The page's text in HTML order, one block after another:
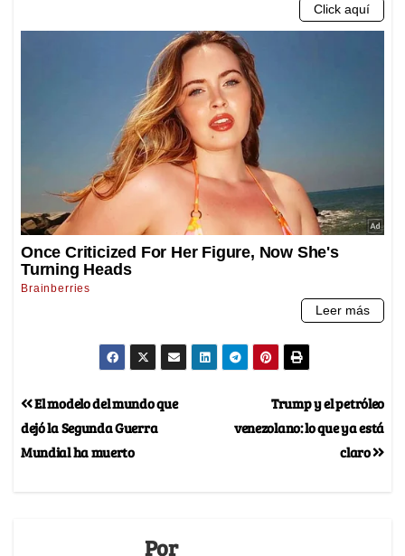
Trump y el petróleo
venezolano: lo que ya está
claro
El modelo del mundo que
dejó la Segunda Guerra
Mundial ha muerto
Por